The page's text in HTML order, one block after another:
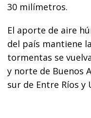
30 milímetros.
El aporte de aire
del país mantiene
tormentas se
y norte de Buenos
sur de Entre Ríos y